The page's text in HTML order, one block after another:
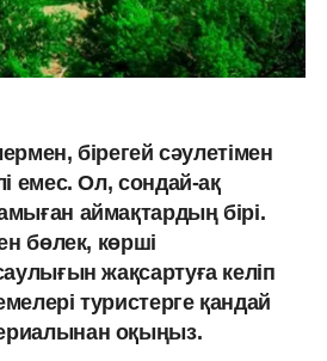
бірегей сәулетімен
емес. Ол, сондай-ақ
аймақтардың бірі.
бөлек, көрші
жақсартуға келіп
туристерге қандай
оқыңыз.